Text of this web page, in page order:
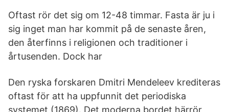
Oftast rör det sig om 12-48 timmar. Fasta är ju i
sig inget man har kommit på de senaste åren,
den återfinns i religionen och traditioner i
årtusenden. Dock har
Den ryska forskaren Dmitri Mendeleev krediteras
oftast för att ha uppfunnit det periodiska
systemet (1869). Det moderna bordet härrör